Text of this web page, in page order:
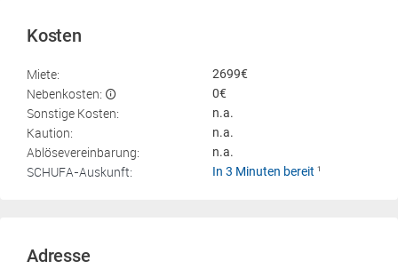
Kosten
Miete: 2699€
Nebenkosten: 0€
Sonstige Kosten: n.a.
Kaution: n.a.
Ablösevereinbarung: n.a.
SCHUFA-Auskunft: In 3 Minuten bereit 1
Adresse